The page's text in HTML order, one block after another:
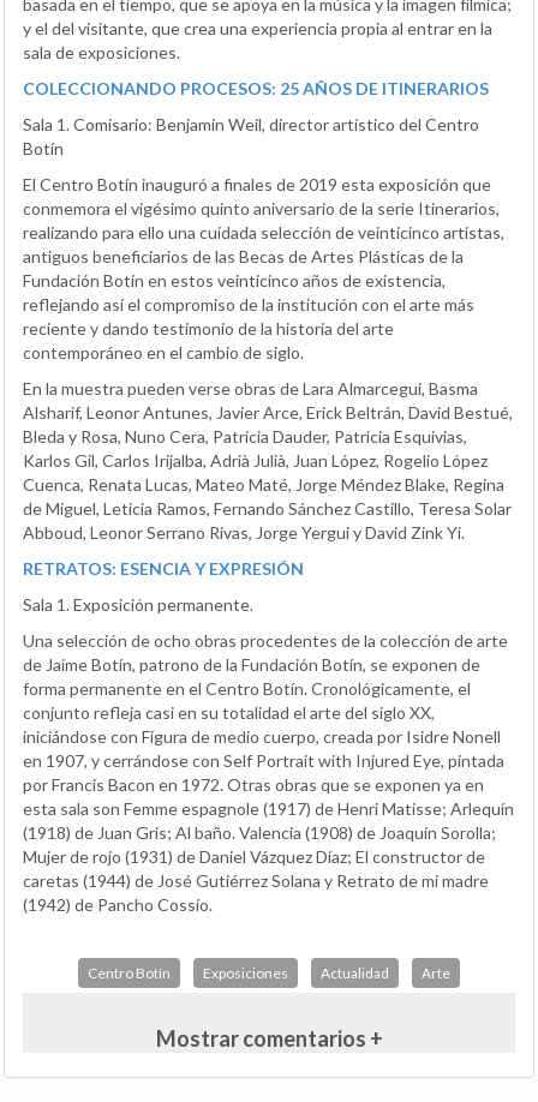
y el del visitante, que crea una experiencia propia al entrar en la
sala de exposiciones.
COLECCIONANDO PROCESOS: 25 AÑOS DE ITINERARIOS
Sala 1. Comisario: Benjamin Weil, director artístico del Centro
Botín
El Centro Botín inauguró a finales de 2019 esta exposición que
conmemora el vigésimo quinto aniversario de la serie Itinerarios,
realizando para ello una cuidada selección de veinticinco artistas,
antiguos beneficiarios de las Becas de Artes Plásticas de la
Fundación Botín en estos veinticinco años de existencia,
reflejando así el compromiso de la institución con el arte más
reciente y dando testimonio de la historia del arte
contemporáneo en el cambio de siglo.
En la muestra pueden verse obras de Lara Almarcegui, Basma
Alsharif, Leonor Antunes, Javier Arce, Erick Beltrán, David Bestué,
Bleda y Rosa, Nuno Cera, Patricia Dauder, Patricia Esquivias,
Karlos Gil, Carlos Irijalba, Adrià Julià, Juan López, Ro­gelio López
Cuenca, Renata Lucas, Mateo Maté, Jorge Méndez Blake, Regina
de Miguel, Leticia Ramos, Fernando Sánchez Castillo, Teresa Solar
Abboud, Leonor Serrano Rivas, Jorge Yergui y David Zink Yi.
RETRATOS: ESENCIA Y EXPRESIÓN
Sala 1. Exposición permanente.
Una selección de ocho obras procedentes de la colección de arte
de Jaime Botín, patrono de la Fundación Botín, se ex­ponen de
forma permanente en el Centro Botín. Cronológicamente, el
conjunto refleja casi en su totalidad el arte del siglo XX,
iniciándose con Figura de medio cuerpo, creada por Isidre Nonell
en 1907, y cerrándose con Self Portrait with Injured Eye, pintada
por Francis Bacon en 1972. Otras obras que se exponen ya en
esta sala son Femme espagnole (1917) de Henri Matisse; Arlequín
(1918) de Juan Gris; Al baño. Valencia (1908) de Joaquín Sorolla;
Mujer de rojo (1931) de Daniel Vázquez Díaz; El constructor de
caretas (1944) de José Gutiérrez Solana y Retrato de mi madre
(1942) de Pancho Cossío.
Centro Botín Exposiciones Actualidad Arte
Mostrar comentarios +